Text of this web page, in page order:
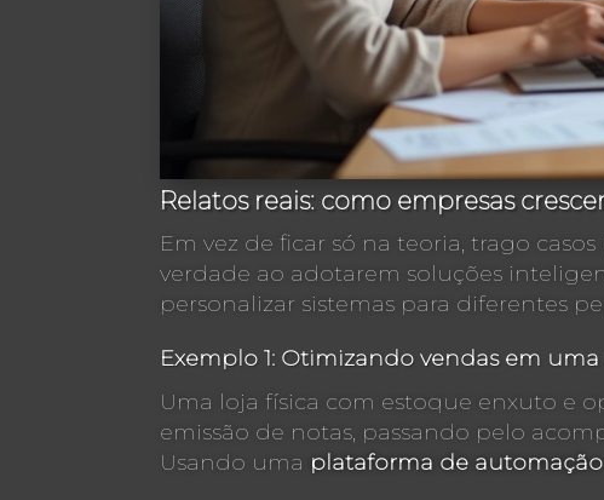
Relatos reais: como empresas
Em vez de ficar só na teoria, trago
verdade ao adotarem soluções
personalizar sistemas para diferentes
Exemplo 1: Otimizando vendas em
Uma loja física com estoque enxuto e
emissão de notas, passando pelo
Usando uma plataforma de